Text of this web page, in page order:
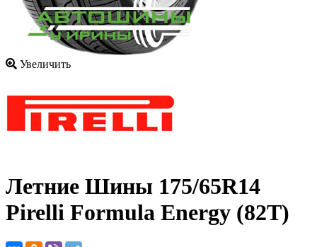
Увеличить
Летние Шины 175/65R14
Pirelli Formula Energy (82T)